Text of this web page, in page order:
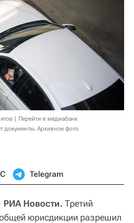
Перейти в медиабанк
документы. Архивное фото
Telegram
Новости. Третий
юрисдикции разрешил